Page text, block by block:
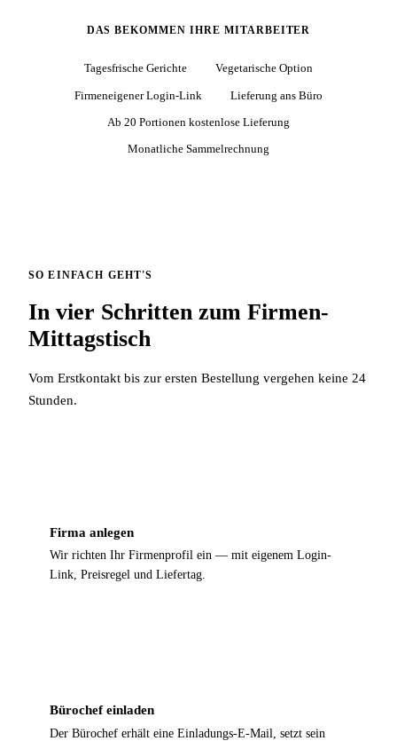
DAS BEKOMMEN IHRE MITARBEITER
Tagesfrische Gerichte Vegetarische Option
Firmeneigener Login-Link Lieferung ans Büro
Ab 20 Portionen kostenlose Lieferung
Monatliche Sammelrechnung
SO EINFACH GEHT'S
In vier Schritten zum Firmen-
Mittagstisch
Vom Erstkontakt bis zur ersten Bestellung vergehen keine 24
Stunden.
Firma anlegen
Wir richten Ihr Firmenprofil ein — mit eigenem Login-
Link, Preisregel und Liefertag.
Bürochef einladen
Der Bürochef erhält eine Einladungs-E-Mail, setzt sein